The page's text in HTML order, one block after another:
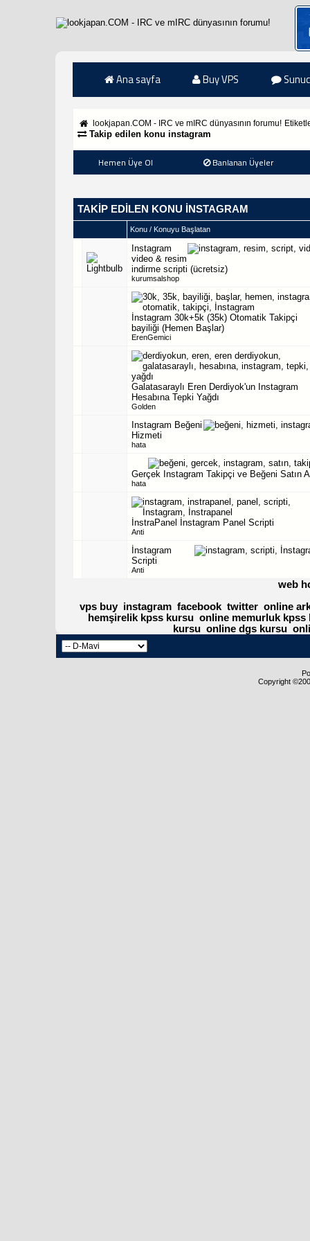
Ana sayfa Buy VPS
lookjapan.COM - IRC ve mIRC dünyasının forumu!
Takip edilen konu instagram
Hemen Üye Ol Banlanan Üyeler
TAKIP EDILEN KONU INSTAGRAM
Konu / Konuyu Başlatan
Instagram
video & resim
indirme scripti (ücretsiz)
kurumsalshop
İnstagram 30k+5k (35k) Otomatik Takipçi
bayiliği (Hemen Başlar)
ErenGemici
Galatasaraylı Eren Derdiyok'un Instagram
Hesabına Tepki Yağdı
Golden
Instagram Beğeni
Hizmeti
hata
Gerçek Instagram Takipçi ve Beğeni Satın
hata
İnstraPanel İnstagram Panel Scripti
Anti
İnstagram
Scripti
Anti
web
vps buy instagram facebook twitter online
hemşirelik kpss kursu online memurluk kpss
kursu online dgs kursu
Copyright